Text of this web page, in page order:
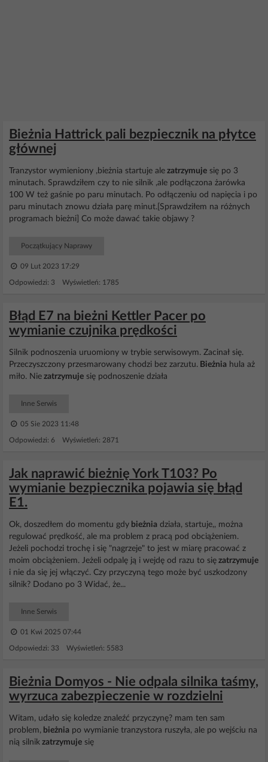
Bieżnia Hattrick pali bezpiecznik na płytce
głównej
Tranzystor wymieniony ,bieżnia startuje ale zatrzymuje się po 3
minutach. Sprawdziłem czy to nie silnik ,ale podłączona żarówka
100 W też gaśnie po paru minutach. Po odłączeniu od napięcia i po
paru minutach znowu działa parę minut.[Sprawdziłem na różnych
programach bieżni] Co może dawać takie objawy ?
Początkujący Naprawy
09 Lut 2023 17:29
Odpowiedzi: 3 Wyświetleń: 1785
Błąd E7 na bieżni Kettler Pacer po
wymianie czujnika prędkości
Silnik podnoszenia uruomiony w trybie serwisowym. Zacinał się.
Przeczyszczony przesmarowany chodzi bez zarzutu. Bieżnia hula aż
miło. Nie zatrzymuje się podnoszenie działa
Inne Serwis
05 Sie 2023 11:48
Odpowiedzi: 6 Wyświetleń: 2871
Jak naprawić bieżnię York T103? Po
wymianie bezpiecznika pojawia się błąd
E1.
Ok, doszedłem do momentu gdy bieżnia działa, startuje,, można
regulować prędkość, ale ma problem z pracą pod obciążeniem.
Jeżeli pochodzi trochę i się "nagrzeje" to jest w miarę pracować z
moim obciążeniem. Jeżeli odpalę ją i wejdę od razu to się zatrzymuje
i nie da się jej włączyć. Czy przyczyną tego może być uszkodzony
silnik? Dodano po 3 Widać, że...
Inne Serwis
01 Kwi 2025 07:44
Odpowiedzi: 33 Wyświetleń: 5583
Bieżnia Domyos - Nie odpala silnika taśmy,
wyrzuca zabezpieczenie w rozdzielni
Witam, udało się koledze znaleźć przyczynę? mam ten sam
problem, bieżnia po wymianie tranzystora ruszyła, ale po wejściu na
nią silnik zatrzymuje się